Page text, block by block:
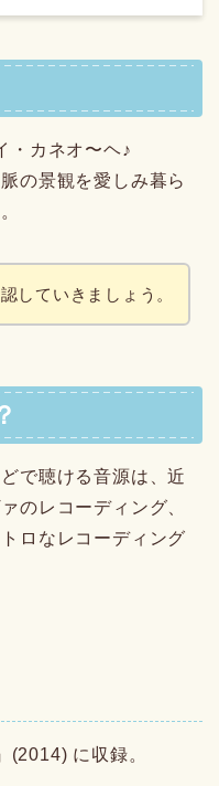
・カネオ〜ヘ♪
の景観を愛しみ暮ら
していきましょう。
で聴ける音源は、近
のレコーディング、
ロなレコーディング
(2014) に収録。